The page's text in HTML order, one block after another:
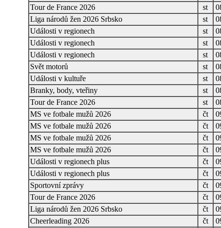
Tour de France 2026
st
Liga národů žen 2026 Srbsko
st
Události v regionech
st
Události v regionech
st
Události v regionech
st
Svět motorů
st
Události v kultuře
st
Branky, body, vteřiny
st
Tour de France 2026
st
MS ve fotbale mužů 2026
čt
MS ve fotbale mužů 2026
čt
MS ve fotbale mužů 2026
čt
MS ve fotbale mužů 2026
čt
Události v regionech plus
čt
Události v regionech plus
čt
Sportovní zprávy
čt
Tour de France 2026
čt
Liga národů žen 2026 Srbsko
čt
Cheerleading 2026
čt